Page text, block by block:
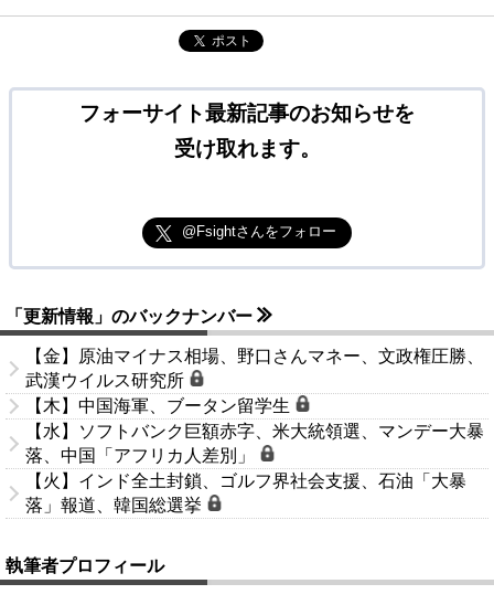
ポスト
フォーサイト最新記事のお知らせを
受け取れます。
@Fsightさんをフォロー
「更新情報」のバックナンバー
【金】原油マイナス相場、野口さんマネー、文政権圧勝、
武漢ウイルス研究所
【木】中国海軍、ブータン留学生
【水】ソフトバンク巨額赤字、米大統領選、マンデー大暴
落、中国「アフリカ人差別」
【火】インド全土封鎖、ゴルフ界社会支援、石油「大暴
落」報道、韓国総選挙
執筆者プロフィール